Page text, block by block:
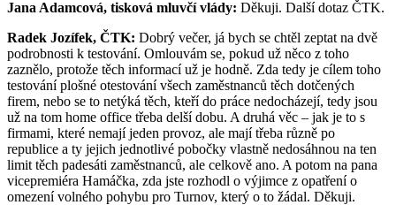
Jana Adamcová, tisková mluvčí vlády: Děkuji. Další dotaz ČTK.
Radek Jozífek, ČTK: Dobrý večer, já bych se chtěl zeptat na dvě
podrobnosti k testování. Omlouvám se, pokud už něco z toho
zaznělo, protože těch informací už je hodně. Zda tedy je cílem toho
testování plošné otestování všech zaměstnanců těch dotčených
firem, nebo se to netýká těch, kteří do práce nedocházejí, tedy jsou
už na tom home office třeba delší dobu. A druhá věc – jak je to s
firmami, které nemají jeden provoz, ale mají třeba různě po
republice a ty jejich jednotlivé pobočky vlastně nedosáhnou na ten
limit těch padesáti zaměstnanců, ale celkově ano. A potom na pana
vicepremiéra Hamáčka, zda jste rozhodl o výjimce z opatření o
omezení volného pohybu pro Turnov, který o to žádal. Děkuji.